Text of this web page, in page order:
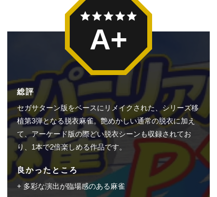
総評
セガサターン版をベースにリメイクされた、シリーズ移
植第3弾となる脱衣麻雀。艶めかしい通常の脱衣に加え
て、アーケード版の際どい脱衣シーンも収録されてお
り、1本で2倍楽しめる作品です。
良かったところ
多彩な演出が臨場感のある麻雀
A+